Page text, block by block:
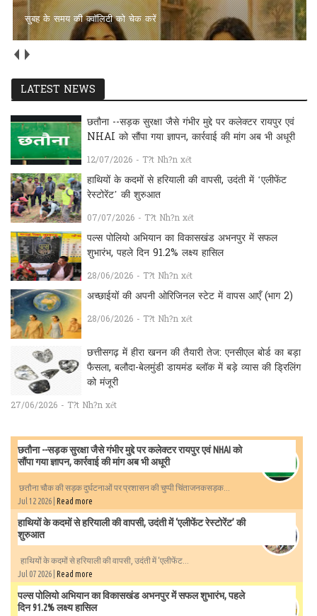
सुबह के समय की क्वॉलिटी को चेक करें
LATEST NEWS
छतौना --सड़क सुरक्षा जैसे गंभीर मुद्दे पर कलेक्टर रायपुर एवं
NHAI को सौंपा गया ज्ञापन, कार्रवाई की मांग अब भी अधूरी
12/07/2026 - T?t Nh?n xét
हाथियों के कदमों से हरियाली की वापसी, उदंती में ‘एलीफेंट
रेस्टोरेंट’ की शुरुआत
07/07/2026 - T?t Nh?n xét
पल्स पोलियो अभियान का विकासखंड अभनपुर में सफल
शुभारंभ, पहले दिन 91.2% लक्ष्य हासिल
28/06/2026 - T?t Nh?n xét
अच्छाईयों की अपनी ओरिजिनल स्टेट में वापस आएँ (भाग 2)
28/06/2026 - T?t Nh?n xét
छत्तीसगढ़ में हीरा खनन की तैयारी तेज: एनसीएल बोर्ड का बड़ा
फैसला, बलौदा-बेलमुंडी डायमंड ब्लॉक में बड़े व्यास की ड्रिलिंग
को मंजूरी
27/06/2026 - T?t Nh?n xét
छतौना --सड़क सुरक्षा जैसे गंभीर मुद्दे पर कलेक्टर रायपुर एवं NHAI को
सौंपा गया ज्ञापन, कार्रवाई की मांग अब भी अधूरी
छतौना चौक की सड़क दुर्घटनाओं पर प्रशासन की चुप्पी चिंताजनकसड़क...
Jul 12 2026 | Read more
हाथियों के कदमों से हरियाली की वापसी, उदंती में ‘एलीफेंट रेस्टोरेंट’ की
शुरुआत
हाथियों के कदमों से हरियाली की वापसी, उदंती में ‘एलीफेंट...
Jul 07 2026 | Read more
पल्स पोलियो अभियान का विकासखंड अभनपुर में सफल शुभारंभ, पहले
दिन 91.2% लक्ष्य हासिल